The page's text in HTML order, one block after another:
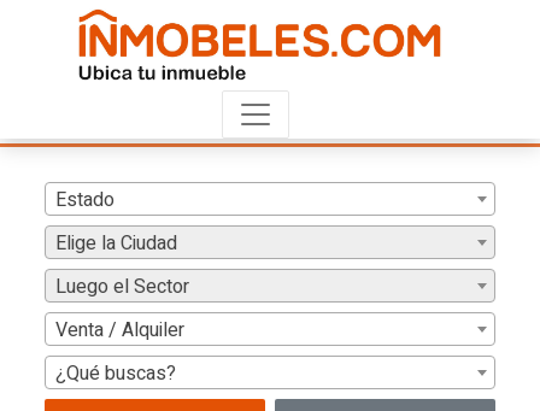
Estado
Elige la Ciudad
Luego el Sector
Venta / Alquiler
¿Qué buscas?